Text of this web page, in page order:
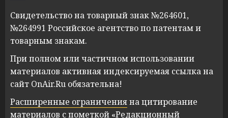
Свидетельство на товарный знак №264601,
№264991 Российское агентство по патентам и
товарным знакам.
При полном или частичном использовании
материалов активная индексируемая ссылка на
сайт OnAir.Ru обязательна!
Расширенные ограниченияна цитирование
материалов с пометкой «Редакционный